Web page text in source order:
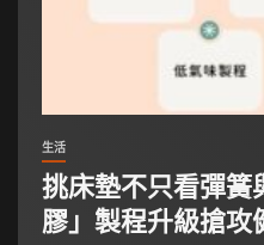
生活
挑床墊不只看彈簧
膠」製程升級搶攻